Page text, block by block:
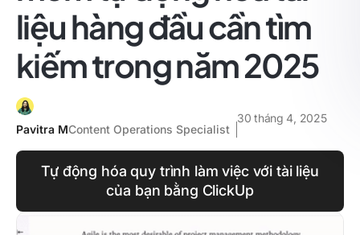
liệu hàng đầu cần tìm
kiếm trong năm 2025
Pavitra MContent Operations Specialist
30 tháng 4, 2025
Tự động hóa quy trình làm việc với tài liệu
của bạn bằng ClickUp